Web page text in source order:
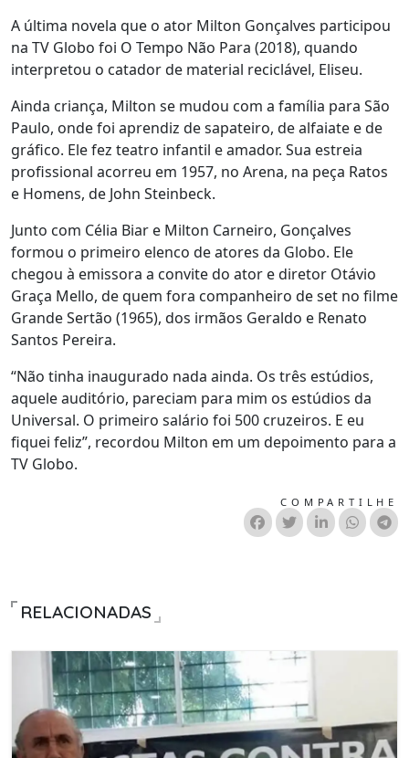
A última novela que o ator Milton Gonçalves participou
na TV Globo foi O Tempo Não Para (2018), quando
interpretou o catador de material reciclável, Eliseu.
Ainda criança, Milton se mudou com a família para São
Paulo, onde foi aprendiz de sapateiro, de alfaiate e de
gráfico. Ele fez teatro infantil e amador. Sua estreia
profissional acorreu em 1957, no Arena, na peça Ratos
e Homens, de John Steinbeck.
Junto com Célia Biar e Milton Carneiro, Gonçalves
formou o primeiro elenco de atores da Globo. Ele
chegou à emissora a convite do ator e diretor Otávio
Graça Mello, de quem fora companheiro de set no filme
Grande Sertão (1965), dos irmãos Geraldo e Renato
Santos Pereira.
“Não tinha inaugurado nada ainda. Os três estúdios,
aquele auditório, pareciam para mim os estúdios da
Universal. O primeiro salário foi 500 cruzeiros. E eu
fiquei feliz”, recordou Milton em um depoimento para a
TV Globo.
COMPARTILHE
RELACIONADAS